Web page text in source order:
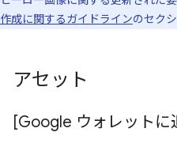
作成に関するガイドラインのセク
アセット
[Google ウォレットに